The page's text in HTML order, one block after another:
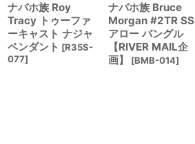
ナバホ族 Roy
Tracy トゥーファ
ーキャスト ナジャ
ペンダント [R35S-
077]
ナバホ族 Bruce
Morgan #2TR SS
アロー バングル
【RIVER MAIL企
画】
[BMB-014]